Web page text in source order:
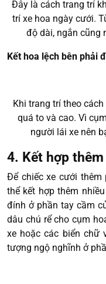
Đây là cách trang trí
trí xe hoa ngày cưới.
độ dài, ngắn cũng
Kết hoa lệch bên phải
Khi trang trí theo
quá to và cao. Vì
người lái xe nên
4. Kết hợp
Để chiếc xe cưới
thể kết hợp thêm
đính ở phần tay cầm
dâu chú rể cho cụm
xe hoặc các biển chữ
tượng ngộ nghĩnh ở